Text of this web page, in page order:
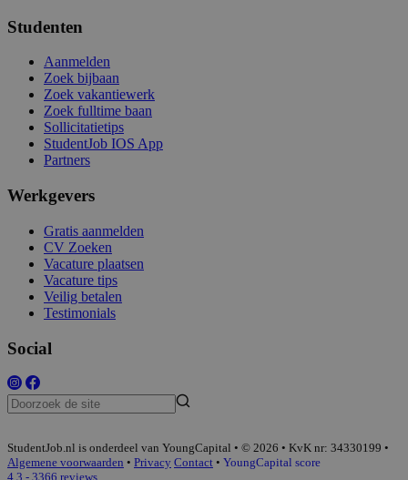
Studenten
Aanmelden
Zoek bijbaan
Zoek vakantiewerk
Zoek fulltime baan
Sollicitatietips
StudentJob IOS App
Partners
Werkgevers
Gratis aanmelden
CV Zoeken
Vacature plaatsen
Vacature tips
Veilig betalen
Testimonials
Social
StudentJob.nl is onderdeel van YoungCapital • © 2026 • KvK nr: 34330199 •
Algemene voorwaarden • Privacy Contact • YoungCapital score
4.3 - 3366 reviews